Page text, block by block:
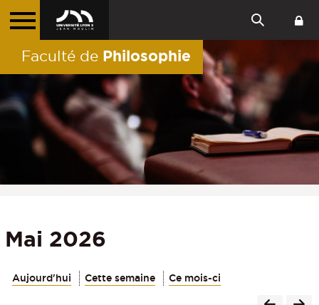
Faculté de Philosophie
Mai 2026
Aujourd'hui Cette semaine Ce mois-ci